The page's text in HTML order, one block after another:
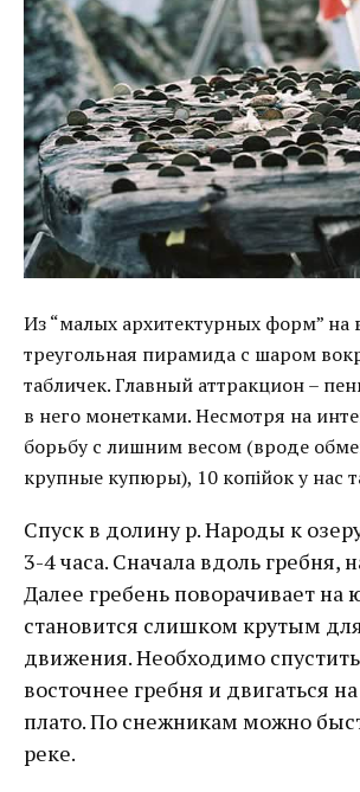
Из “малых архитектурных форм” на
треугольная пирамида с шаром
табличек. Главный аттракцион –
в него монетками. Несмотря на
борьбу с лишним весом (вроде
крупные купюры), 10 копійок у нас
Спуск в долину р. Народы к
3-4 часа. Сначала вдоль гребня,
Далее гребень поворачивает на
становится слишком крутым
движения. Необходимо
восточнее гребня и двигаться
плато. По снежникам можно
реке.